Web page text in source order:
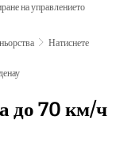
на управлението
Натиснете
до 70 км/ч